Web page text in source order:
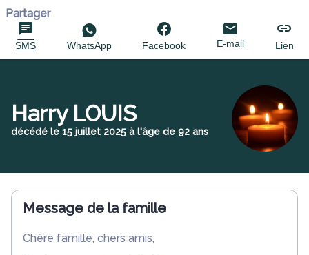
Partager
SMS WhatsApp Facebook E-mail Lien
Harry LOUIS
décédé le 15 juillet 2025 à l'âge de 92 ans
Message de la famille
Chère famille, chers amis,